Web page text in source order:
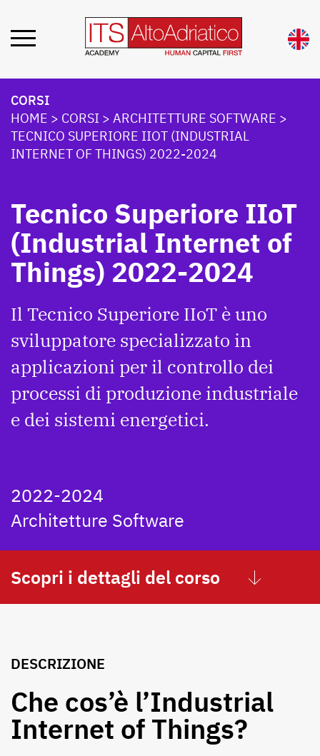
CORSI
HOME > CORSI > ARCHITETTURE SOFTWARE >
TECNICO SUPERIORE IIOT (INDUSTRIAL
INTERNET OF THINGS) 2022-2024
Tecnico Superiore IIoT
(Industrial Internet of
Things) 2022-2024
Il Tecnico Superiore IIoT è uno
sviluppatore specializzato in
applicazioni per il controllo dei
processi di produzione industriale
e dei sistemi energetici.
2022-2024
Architetture Software
Scopri i dettagli del corso
DESCRIZIONE
Che cos’è l’Industrial
Internet of Things?